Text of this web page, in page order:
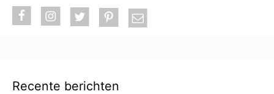
Recente berichten